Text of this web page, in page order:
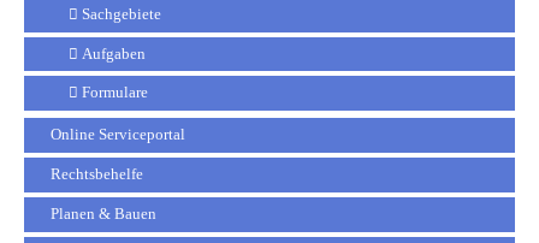
Sachgebiete
Aufgaben
Formulare
Online Serviceportal
Rechtsbehelfe
Planen & Bauen